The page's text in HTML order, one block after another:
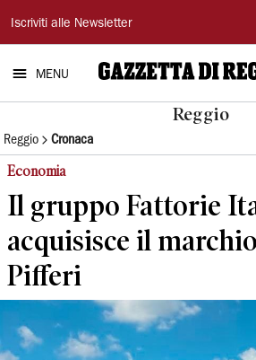
Gazzetta
di
Reggio
Iscriviti alle Newsletter
MENU
Reggio
Reggio Cronaca
Economia
Il gruppo Fattorie
acquisisce il
Pifferi